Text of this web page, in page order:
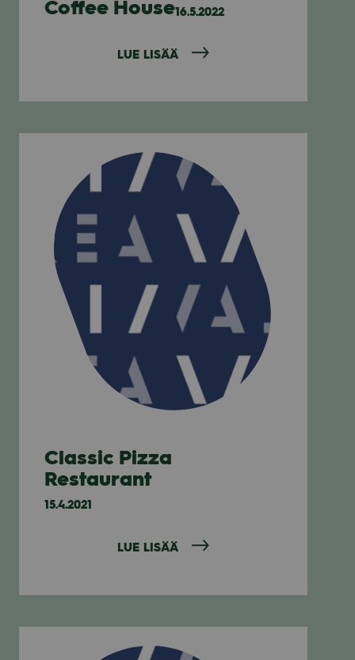
Coffee House16.5.2022
LUE LISÄÄ
Classic Pizza
Restaurant
15.4.2021
LUE LISÄÄ